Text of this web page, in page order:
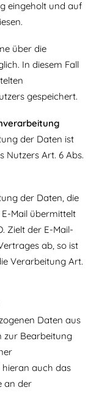
eingeholt und auf
über die
In diesem Fall
gespeichert.
der Daten ist
Nutzers Art. 6 Abs.
der Daten, die
Mail übermittelt
Zielt der E-Mail-
ab, so ist
Verarbeitung Art.
Daten aus
zur Bearbeitung
auch das
an der